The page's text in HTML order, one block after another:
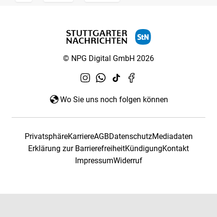
© NPG Digital GmbH 2026
Wo Sie uns noch folgen können
PrivatsphäreKarriereAGBDatenschutzMediadaten
Erklärung zur BarrierefreiheitKündigungKontakt
ImpressumWiderruf